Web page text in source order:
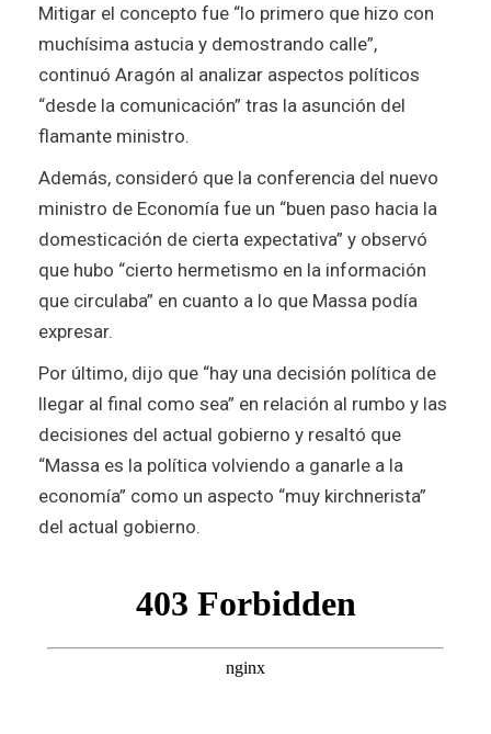
Mitigar el concepto fue “lo primero que hizo con
muchísima astucia y demostrando calle”,
continuó Aragón al analizar aspectos políticos
“desde la comunicación” tras la asunción del
flamante ministro.
Además, consideró que la conferencia del nuevo
ministro de Economía fue un “buen paso hacia la
domesticación de cierta expectativa” y observó
que hubo “cierto hermetismo en la información
que circulaba” en cuanto a lo que Massa podía
expresar.
Por último, dijo que “hay una decisión política de
llegar al final como sea” en relación al rumbo y las
decisiones del actual gobierno y resaltó que
“Massa es la política volviendo a ganarle a la
economía” como un aspecto “muy kirchnerista”
del actual gobierno.